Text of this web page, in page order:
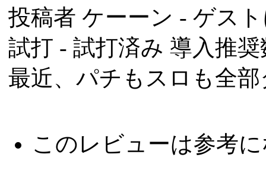
投稿者 ケーーン - ゲス
試打 - 試打済み 導入推
最近、パチもスロも全
このレビューは参考